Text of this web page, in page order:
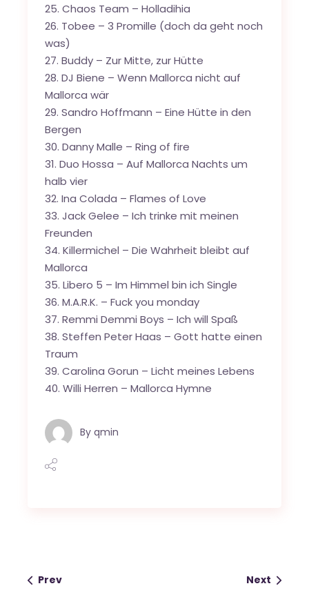
25. Chaos Team – Holladihia
26. Tobee – 3 Promille (doch da geht noch
was)
27. Buddy – Zur Mitte, zur Hütte
28. DJ Biene – Wenn Mallorca nicht auf
Mallorca wär
29. Sandro Hoffmann – Eine Hütte in den
Bergen
30. Danny Malle – Ring of fire
31. Duo Hossa – Auf Mallorca Nachts um
halb vier
32. Ina Colada – Flames of Love
33. Jack Gelee – Ich trinke mit meinen
Freunden
34. Killermichel – Die Wahrheit bleibt auf
Mallorca
35. Libero 5 – Im Himmel bin ich Single
36. M.A.R.K. – Fuck you monday
37. Remmi Demmi Boys – Ich will Spaß
38. Steffen Peter Haas – Gott hatte einen
Traum
39. Carolina Gorun – Licht meines Lebens
40. Willi Herren – Mallorca Hymne
By qmin
Prev Next